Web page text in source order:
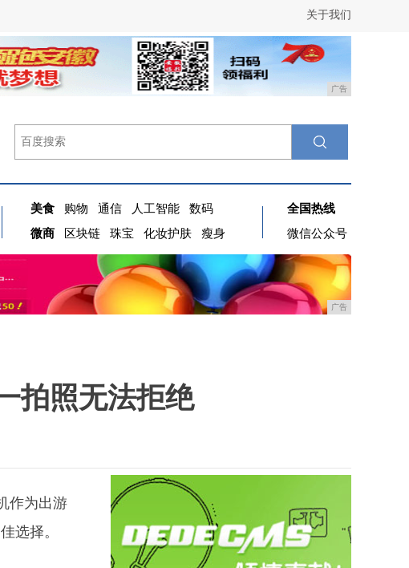
关于我们
广告
美食 购物 通信 人工智能
数码
微商
区块链 珠宝 化妆护肤 瘦身
全国热线
微信公众号
广告
拍照无法拒绝
作为出游
选择。